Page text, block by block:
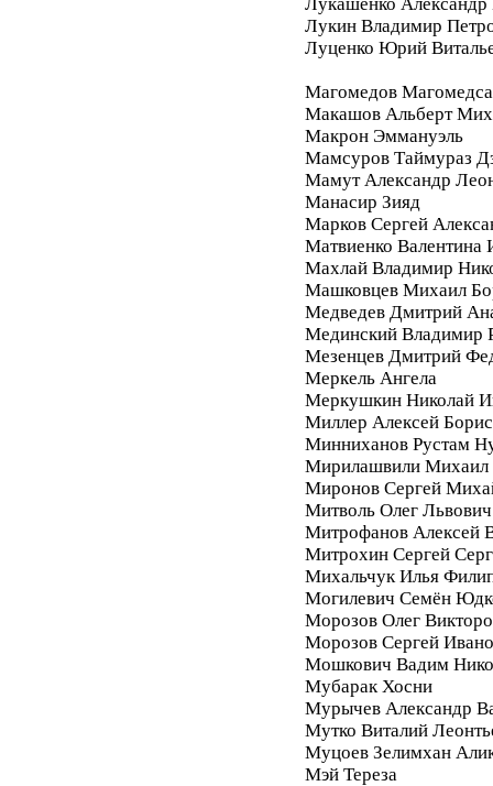
Лукин Владимир
Луценко Юрий
Магомедов
Макашов Альберт
Макрон Эммануэль
Мамсуров Таймураз
Мамут Александр
Манасир Зияд
Марков Сергей
Матвиенко Валентина
Махлай Владимир
Машковцев Михаил
Медведев Дмитрий
Мединский Владимир
Мезенцев Дмитрий
Меркель Ангела
Меркушкин Николай
Миллер Алексей
Минниханов Рустам
Мирилашвили Михаил
Миронов Сергей
Митволь Олег Львович
Митрофанов Алексей
Митрохин Сергей
Михальчук Илья
Могилевич Семён
Морозов Олег
Морозов Сергей
Мошкович Вадим
Мубарак Хосни
Мурычев Александр
Мутко Виталий
Муцоев Зелимхан
Мэй Тереза